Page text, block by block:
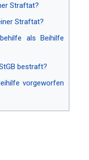
Straftat?
Straftat?
als Beihilfe
bestraft?
vorgeworfen